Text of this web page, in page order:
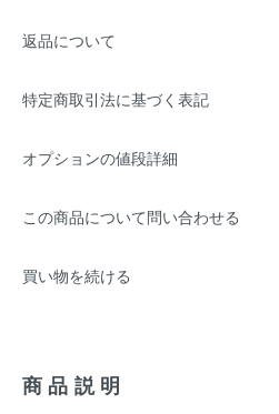
返品について
特定商取引法に基づく表記
オプションの値段詳細
この商品について問い合わせる
買い物を続ける
商品説明